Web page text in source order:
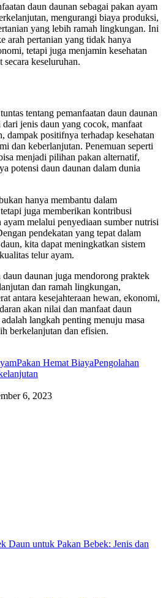
daun daunan sebagai pakan ayam
mengurangi biaya produksi,
yang lebih ramah lingkungan. Ini
arah pertanian yang tidak hanya
tetapi juga menjamin kesehatan
keseluruhan.
tentang pemanfaatan daun daunan
jenis daun yang cocok, manfaat
dampak positifnya terhadap kesehatan
dan keberlanjutan. Penemuan seperti
menjadi pilihan pakan alternatif,
potensi daun daunan dalam dunia
hanya membantu dalam
juga memberikan kontribusi
ayam melalui penyediaan sumber nutrisi
pendekatan yang tepat dalam
kita dapat meningkatkan sistem
telur ayam.
daunan juga mendorong praktek
dan ramah lingkungan,
antara kesejahteraan hewan, ekonomi,
akan nilai dan manfaat daun
langkah penting menuju masa
berkelanjutan dan efisien.
Pakan Hemat BiayaPengolahan
6, 2023
Daun untuk Pakan Bebek: Jenis dan